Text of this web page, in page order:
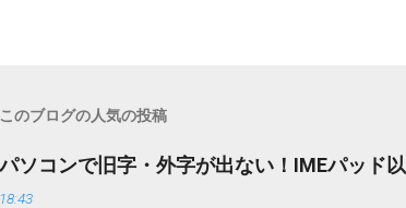
このブログの人気の投稿
パソコンで旧字・外字が出ない！IMEパッド
18:43